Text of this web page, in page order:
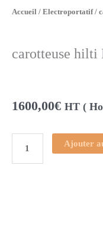
Accueil / Electroportatif/
carotteuse hilti
1600,00€ HT (
quantité Ajouter